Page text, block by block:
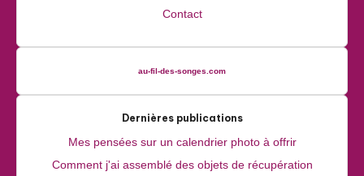
Contact
au-fil-des-songes.com
Dernières publications
Mes pensées sur un calendrier photo à offrir
Comment j'ai assemblé des objets de récupération